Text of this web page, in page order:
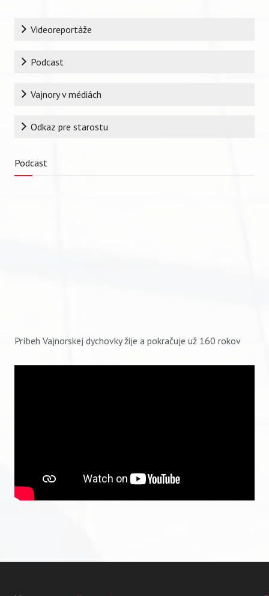
RubrikaVideoreportáže
Podcast
Vajnory v médiách
Odkaz pre starostu
Podcast
Príbeh Vajnorskej dychovky žije a pokračuje už 160 rokov